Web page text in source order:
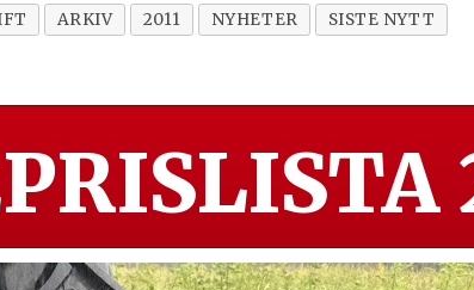
ARKIV 2011 NYHETER SISTE NYTT